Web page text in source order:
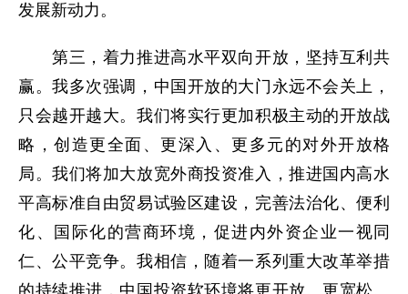
发展新动力。
第三，着力推进高水平双向开放，坚持互利共
赢。我多次强调，中国开放的大门永远不会关上，
只会越开越大。我们将实行更加积极主动的开放战
略，创造更全面、更深入、更多元的对外开放格
局。我们将加大放宽外商投资准入，推进国内高水
平高标准自由贸易试验区建设，完善法治化、便利
化、国际化的营商环境，促进内外资企业一视同
仁、公平竞争。我相信，随着一系列重大改革举措
的持续推进，中国投资软环境将更开放、更宽松、